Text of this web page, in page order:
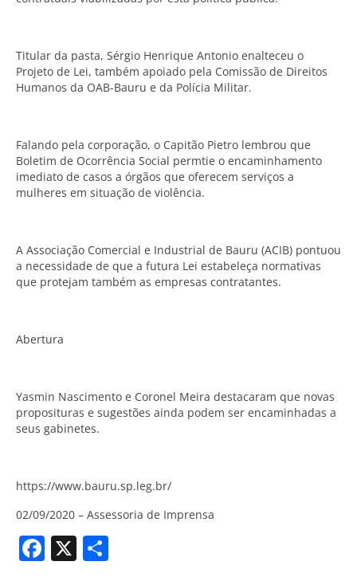
Titular da pasta, Sérgio Henrique Antonio enalteceu o
Projeto de Lei, também apoiado pela Comissão de Direitos
Humanos da OAB-Bauru e da Polícia Militar.
Falando pela corporação, o Capitão Pietro lembrou que
Boletim de Ocorrência Social permtie o encaminhamento
imediato de casos a órgãos que oferecem serviços a
mulheres em situação de violência.
A Associação Comercial e Industrial de Bauru (ACIB) pontuou
a necessidade de que a futura Lei estabeleça normativas
que protejam também as empresas contratantes.
Abertura
Yasmin Nascimento e Coronel Meira destacaram que novas
proposituras e sugestões ainda podem ser encaminhadas a
seus gabinetes.
https://www.bauru.sp.leg.br/
02/09/2020 – Assessoria de Imprensa
Facebook
X